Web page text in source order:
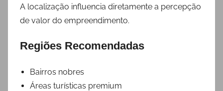
A localização influencia diretamente a percepção
de valor do empreendimento.
Regiões Recomendadas
Bairros nobres
Áreas turísticas premium